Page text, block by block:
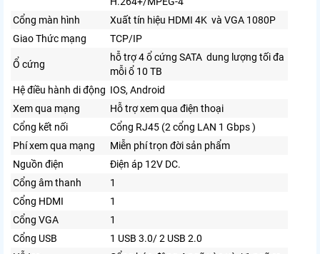
Cổng màn hình
Xuất tín hiệu HDMI 4K và VGA 1080P
Giao Thức mạng
TCP/IP
Ổ cứng
hỗ trợ 4 ổ cứng SATA dung lượng tối đa
mỗi ổ 10 TB
Hệ điều hành di động IOS, Android
Xem qua mạng
Hỗ trợ xem qua điện thoại
Cổng kết nối
Cổng RJ45 (2 cổng LAN 1 Gbps )
Phí xem qua mạng
Miễn phí trọn đời sản phẩm
Nguồn điện
Điện áp 12V DC.
Cổng âm thanh
1
Cổng HDMI
1
Cổng VGA
1
Cổng USB
1 USB 3.0/ 2 USB 2.0